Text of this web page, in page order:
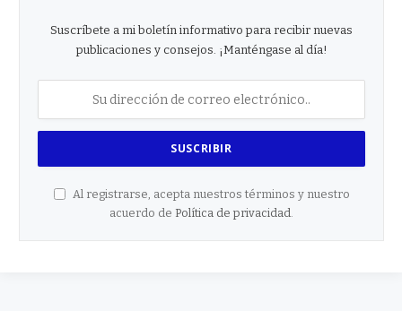
Suscríbete a mi boletín informativo para recibir nuevas
publicaciones y consejos. ¡Manténgase al día!
Al registrarse, acepta nuestros términos y nuestro
acuerdo de Política de privacidad.